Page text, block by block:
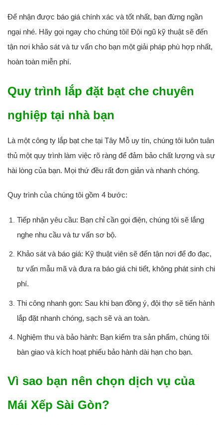
Để nhận được báo giá chính xác và tốt nhất, bạn đừng ngần
ngại nhé. Hãy gọi ngay cho chúng tôi! Đội ngũ kỹ thuật sẽ đến
tận nơi khảo sát và tư vấn cho bạn một giải pháp phù hợp nhất,
hoàn toàn miễn phí.
Quy trình lắp đặt bạt che chuyên
nghiệp tại nhà bạn
Là một công ty lắp bạt che tại Tây Mỗ uy tín, chúng tôi luôn tuân
thủ một quy trình làm việc rõ ràng để đảm bảo chất lượng và sự
hài lòng của bạn. Mọi thứ đều rất đơn giản và nhanh chóng.
Quy trình của chúng tôi gồm 4 bước:
Tiếp nhận yêu cầu: Bạn chỉ cần gọi điện, chúng tôi sẽ lắng
nghe nhu cầu và tư vấn sơ bộ.
Khảo sát và báo giá: Kỹ thuật viên sẽ đến tận nơi để đo đạc,
tư vấn mẫu mã và đưa ra báo giá chi tiết, không phát sinh chi
phí.
Thi công nhanh gọn: Sau khi bạn đồng ý, đội thợ sẽ tiến hành
lắp đặt nhanh chóng, sạch sẽ và an toàn.
Nghiệm thu và bảo hành: Bạn kiểm tra sản phẩm, chúng tôi
bàn giao và kích hoạt phiếu bảo hành dài hạn cho bạn.
Vì sao bạn nên chọn dịch vụ của
Mái Xếp Sài Gòn?